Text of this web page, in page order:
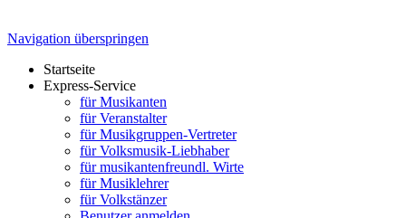
Navigation überspringen
Startseite
Express-Service
für Musikanten
für Veranstalter
für Musikgruppen-Vertreter
für Volksmusik-Liebhaber
für musikantenfreundl. Wirte
für Musiklehrer
für Volkstänzer